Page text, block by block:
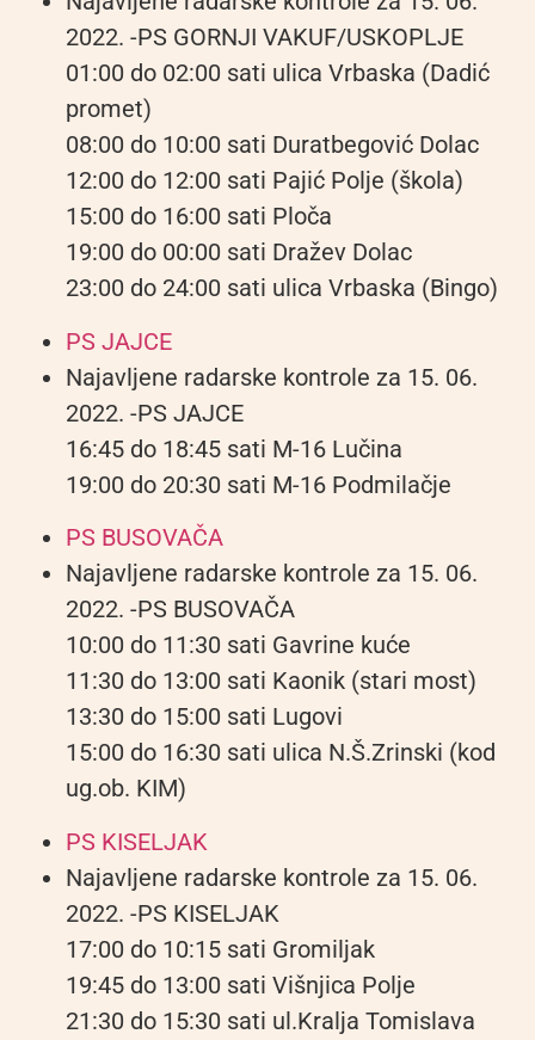
2022. -PS GORNJI VAKUF/USKOPLJE
01:00 do 02:00 sati ulica Vrbaska (Dadić
promet)
08:00 do 10:00 sati Duratbegović Dolac
12:00 do 12:00 sati Pajić Polje (škola)
15:00 do 16:00 sati Ploča
19:00 do 00:00 sati Dražev Dolac
23:00 do 24:00 sati ulica Vrbaska (Bingo)
PS JAJCE
Najavljene radarske kontrole za 15. 06.
2022. -PS JAJCE
16:45 do 18:45 sati M-16 Lučina
19:00 do 20:30 sati M-16 Podmilačje
PS BUSOVAČA
Najavljene radarske kontrole za 15. 06.
2022. -PS BUSOVAČA
10:00 do 11:30 sati Gavrine kuće
11:30 do 13:00 sati Kaonik (stari most)
13:30 do 15:00 sati Lugovi
15:00 do 16:30 sati ulica N.Š.Zrinski (kod
ug.ob. KIM)
PS KISELJAK
Najavljene radarske kontrole za 15. 06.
2022. -PS KISELJAK
17:00 do 10:15 sati Gromiljak
19:45 do 13:00 sati Višnjica Polje
21:30 do 15:30 sati ul.Kralja Tomislava